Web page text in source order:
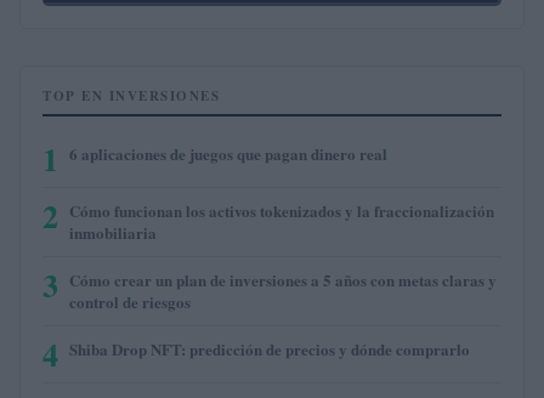
TOP EN INVERSIONES
1 6 aplicaciones de juegos que pagan dinero real
2 Cómo funcionan los activos tokenizados y la fraccionalización
inmobiliaria
3 Cómo crear un plan de inversiones a 5 años con metas claras y
control de riesgos
4 Shiba Drop NFT: predicción de precios y dónde comprarlo